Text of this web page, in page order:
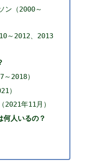
ン（2000～
～2012、2013
2018）
）
2021年11月）
何人いるの？